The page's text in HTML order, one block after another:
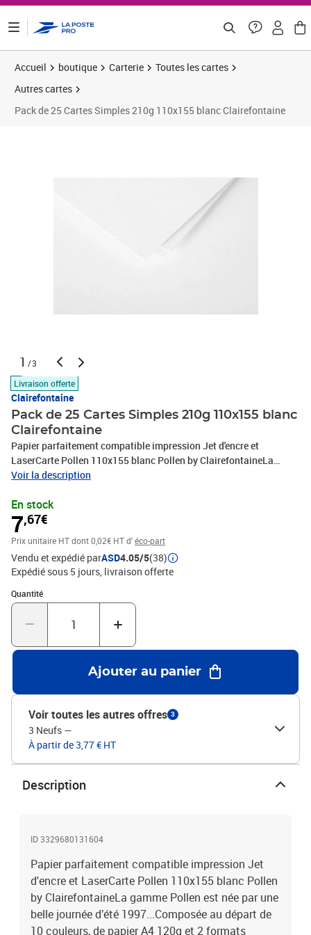
Accueil boutique Carterie
Toutes les cartes
Autres cartes
Pack de 25 Cartes Simples 210g 110x155 blanc Clairefontaine
1 /3
Livraison offerte
Clairefontaine
Pack de 25 Cartes Simples 210g 110x155 blanc
Clairefontaine
Papier parfaitement compatible impression Jet d'encre et
LaserCarte Pollen 110x155 blanc Pollen by ClairefontaineLa
gamme Pollen est née par une belle journée d’été 1997...Composée
d’enveloppes. Elle s’est développée au fil des années, pour
répondre, au mieux, aux attentes de tous les publics : particuliers
et professionnels.Forte du succès rencontré, Pollen by
Clairefontaine vous offre aujourd’hui :45 couleurs « tendances »
vives, pastels et irisées.1128 références de papiers, cartes de
correspondance, cartes pour faire-part, enveloppes. Une gamme
actuelle très riche, pour vous permettre d’exprimer votre créativité,
pour communiquer et annoncer les événements importants de
votre vie.
Voir la description
En stock
7,67€
Prix unitaire HTdont 0,02€ HT d'éco-part
Vendu et expédié parASD4.05/5(38)
Expédié sous 5 jours livraison offerte
Quantité
Quantité : 1
Ajouter au panier
Voir toutes les autres offres 3
3 Neufs —
À partir de 3,77 € HT
Description
ID 3329680131604
Papier parfaitement compatible impression Jet
d'encre et LaserCarte Pollen 110x155 blanc Pollen
by ClairefontaineLa gamme Pollen est née par une
belle journée d’été 1997...Composée au départ de
10 couleurs, de papier A4 120g et 2 formats